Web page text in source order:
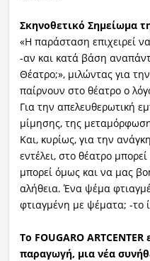
Σκηνοθετικό Σημείωμα
«Η παράσταση επιχειρεί
-αν και κατά βάση
Θέατρο;», μιλώντας για
παίρνουν στο θέατρο ο
Για την απελευθερωτική
μίμησης, της
Και, κυρίως, για την
εντέλει, στο θέατρο
μπορεί όμως και να μας
αλήθεια. Ένα ψέμα
φτιαγμένη με ψέματα; -το
Το FOUGARO ARTCENTER
παραγωγή, μια νέα